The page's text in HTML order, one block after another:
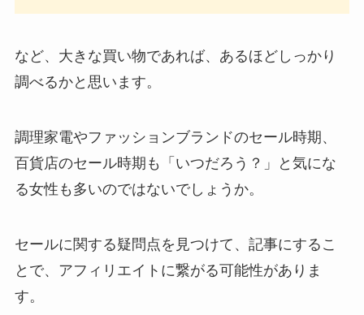
など、大きな買い物であれば、あるほどしっかり
調べるかと思います。
調理家電やファッションブランドのセール時期、
百貨店のセール時期も「いつだろう？」と気にな
る女性も多いのではないでしょうか。
セールに関する疑問点を見つけて、記事にするこ
とで、アフィリエイトに繋がる可能性がありま
す。